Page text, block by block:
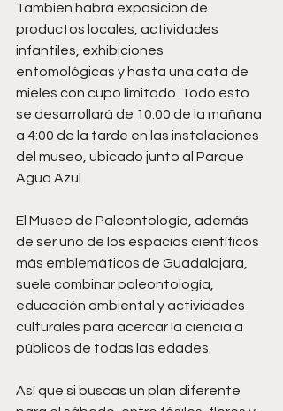
También habrá exposición de
productos locales, actividades
infantiles, exhibiciones
entomológicas y hasta una cata de
mieles con cupo limitado. Todo esto
se desarrollará de 10:00 de la mañana
a 4:00 de la tarde en las instalaciones
del museo, ubicado junto al Parque
Agua Azul.
El Museo de Paleontología, además
de ser uno de los espacios científicos
más emblemáticos de Guadalajara,
suele combinar paleontología,
educación ambiental y actividades
culturales para acercar la ciencia a
públicos de todas las edades.
Así que si buscas un plan diferente